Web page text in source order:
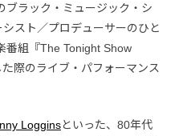
ブラック・ミュージック・シ
スト／プロデューサーのひと
番組『The Tonight Show
際のライブ・パフォーマンス
Logginsといった、80年代